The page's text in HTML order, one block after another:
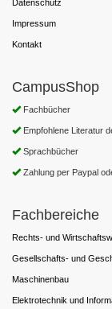
Datenschutz
Impressum
Kontakt
CampusShop
Fachbücher
Empfohlene Literatur
Sprachbücher
Zahlung per Paypal
Fachbereiche
Rechts- und
Gesellschafts- und
Maschinenbau
Elektrotechnik und